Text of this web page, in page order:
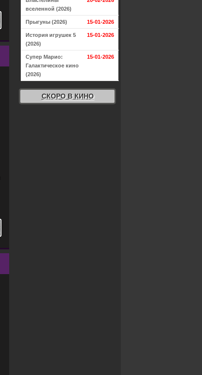
вселенной (2026)
Прыгуны (2026) 15-01-2026
История игрушек 5
(2026)
15-01-2026
Супер Марио:
Галактическое кино
(2026)
15-01-2026
СКОРО В КИНО